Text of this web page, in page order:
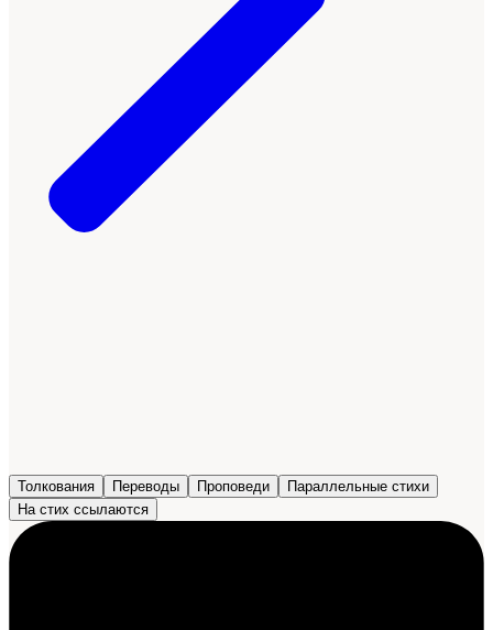
Толкования Переводы Проповеди
Параллельные стихи
На стих ссылаются